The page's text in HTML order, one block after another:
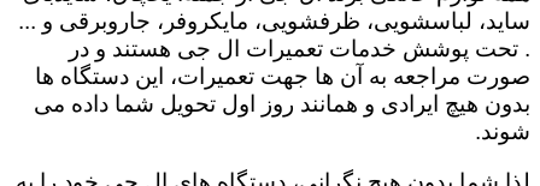
ساید، لباسشویی، ظرفشویی، مایکروفر، جاروبرقی و ...
. تحت پوشش خدمات تعمیرات ال جی هستند و در
صورت مراجعه به آن ها جهت تعمیرات، این دستگاه ها
بدون هیچ ایرادی و همانند روز اول تحویل شما داده می
شوند.